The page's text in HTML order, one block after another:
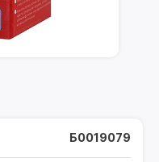
Б0019079